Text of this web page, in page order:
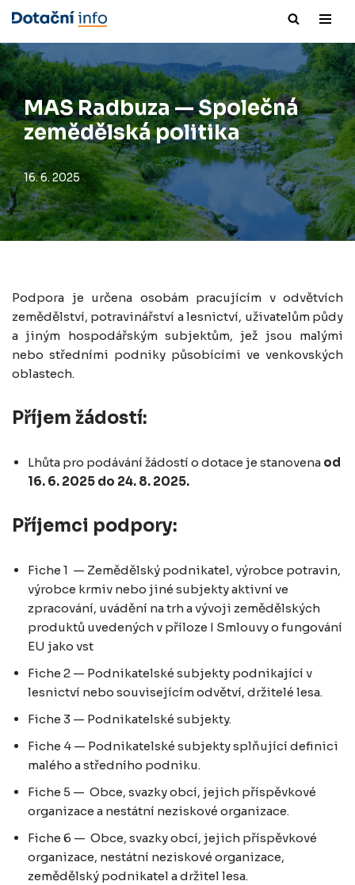
Přeskočit
na
obsah
MAS Radbuza — Společná
zemědělská politika
16. 6. 2025
Podpora je určena osobám pracujícím v odvětvích
zemědělství, potravinářství a lesnictví, uživatelům půdy
a jiným hospodářským subjektům, jež jsou malými
nebo středními podniky působícími ve venkovských
oblastech.
Příjem žádostí:
Lhůta pro podávání žádostí o dotace je stanovena od
16. 6. 2025 do 24. 8. 2025.
Příjemci podpory:
Fiche 1 — Zemědělský podnikatel, výrobce potravin,
výrobce krmiv nebo jiné subjekty aktivní ve
zpracování, uvádění na trh a vývoji zemědělských
produktů uvedených v příloze I Smlouvy o fungování
EU jako vst
Fiche 2 — Podnikatelské subjekty podnikající v
lesnictví nebo souvisejícím odvětví, držitelé lesa.
Fiche 3 — Podnikatelské subjekty.
Fiche 4 — Podnikatelské subjekty splňující definici
malého a středního podniku.
Fiche 5 — Obce, svazky obcí, jejich příspěvkové
organizace a nestátní neziskové organizace.
Fiche 6 — Obce, svazky obcí, jejich příspěvkové
organizace, nestátní neziskové organizace,
zemědělský podnikatel a držitel lesa.